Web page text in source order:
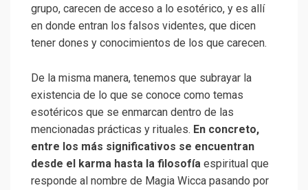
grupo, carecen de acceso a lo esotérico, y es allí
en donde entran los falsos videntes, que dicen
tener dones y conocimientos de los que carecen.
De la misma manera, tenemos que subrayar la
existencia de lo que se conoce como temas
esotéricos que se enmarcan dentro de las
mencionadas prácticas y rituales. En concreto,
entre los más significativos se encuentran
desde el karma hasta la filosofía espiritual que
responde al nombre de Magia Wicca pasando por